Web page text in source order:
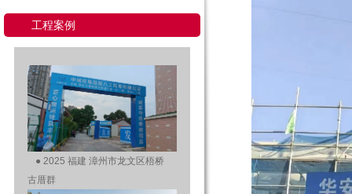
工程案例
● 2025 福建 漳州市龙文区梧桥
古厝群